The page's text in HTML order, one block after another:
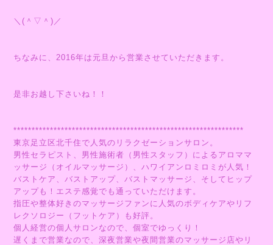
＼(＾▽＾)／
ちなみに、2016年は元旦から営業させていただきます。
是非お越し下さいね！！
***************************************************************
東京足立区北千住で人気のリラクゼーションサロン。
男性セラピスト、男性施術者（男性スタッフ）によるアロママ
ッサージ（オイルマッサージ）、ハワイアンロミロミが人気！
バストケア、バストアップ、バストマッサージ、そしてヒップ
アップも！エステ感覚でも通っていただけます。
指圧や整体好きのマッサージファンに人気のボディケアやリフ
レクソロジー（フットケア）も好評。
個人経営の個人サロンなので、個室でゆっくり！
遅くまで営業なので、深夜営業や夜間営業のマッサージ店やリ